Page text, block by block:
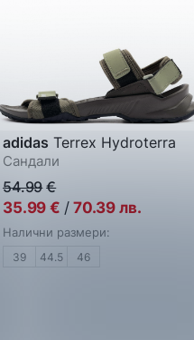
adidas Terrex Hydroterra
Сандали
54.99 €
35.99 € / 70.39 лв.
Налични размери:
39 44.5 46